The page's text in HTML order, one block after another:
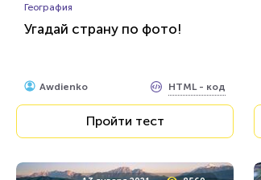
География
Угадай страну по фото!
Awdienko HTML - код
Пройти тест